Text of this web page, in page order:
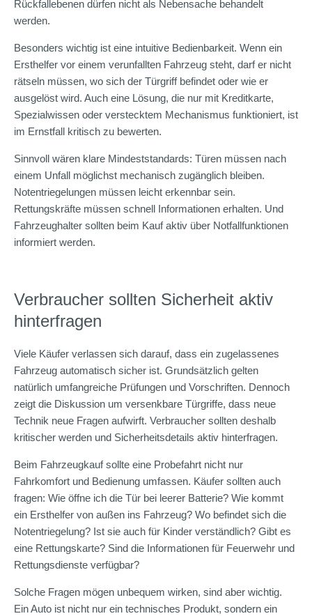
Rückfallebenen dürfen nicht als Nebensache behandelt
werden.
Besonders wichtig ist eine intuitive Bedienbarkeit. Wenn ein
Ersthelfer vor einem verunfallten Fahrzeug steht, darf er nicht
rätseln müssen, wo sich der Türgriff befindet oder wie er
ausgelöst wird. Auch eine Lösung, die nur mit Kreditkarte,
Spezialwissen oder verstecktem Mechanismus funktioniert, ist
im Ernstfall kritisch zu bewerten.
Sinnvoll wären klare Mindeststandards: Türen müssen nach
einem Unfall möglichst mechanisch zugänglich bleiben.
Notentriegelungen müssen leicht erkennbar sein.
Rettungskräfte müssen schnell Informationen erhalten. Und
Fahrzeughalter sollten beim Kauf aktiv über Notfallfunktionen
informiert werden.
Verbraucher sollten Sicherheit aktiv
hinterfragen
Viele Käufer verlassen sich darauf, dass ein zugelassenes
Fahrzeug automatisch sicher ist. Grundsätzlich gelten
natürlich umfangreiche Prüfungen und Vorschriften. Dennoch
zeigt die Diskussion um versenkbare Türgriffe, dass neue
Technik neue Fragen aufwirft. Verbraucher sollten deshalb
kritischer werden und Sicherheitsdetails aktiv hinterfragen.
Beim Fahrzeugkauf sollte eine Probefahrt nicht nur
Fahrkomfort und Bedienung umfassen. Käufer sollten auch
fragen: Wie öffne ich die Tür bei leerer Batterie? Wie kommt
ein Ersthelfer von außen ins Fahrzeug? Wo befindet sich die
Notentriegelung? Ist sie auch für Kinder verständlich? Gibt es
eine Rettungskarte? Sind die Informationen für Feuerwehr und
Rettungsdienste verfügbar?
Solche Fragen mögen unbequem wirken, sind aber wichtig.
Ein Auto ist nicht nur ein technisches Produkt, sondern ein